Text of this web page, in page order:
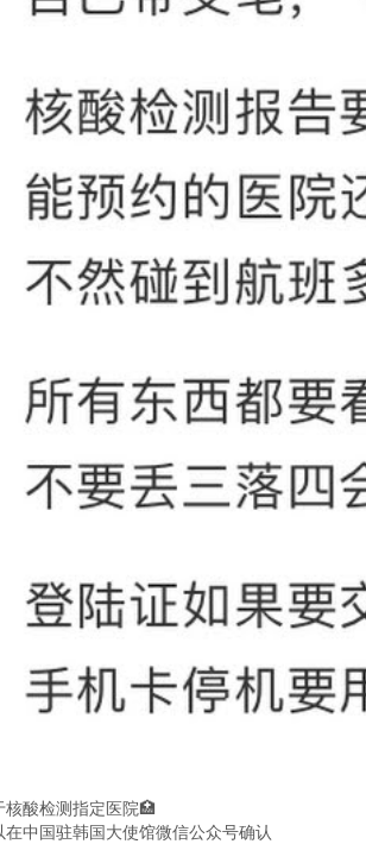
核酸检测指定医院🏥
在中国驻韩国大使馆微信公众号确认